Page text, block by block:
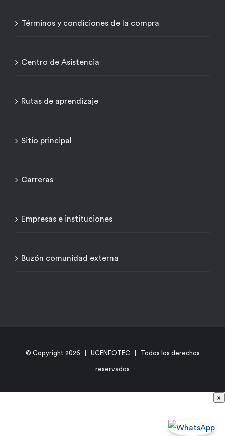
Términos y condiciones de la compra
Centro de Asistencia
Rutas de aprendizaje
Sitio principal
Carreras
Empresas e instituciones
Buzón comunidad externa
© Copyright 2026 | UCENFOTEC | Todos los derechos
reservados
x